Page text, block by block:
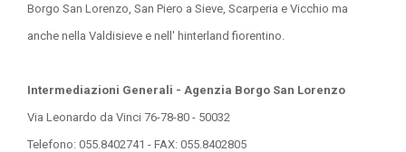
Borgo San Lorenzo, San Piero a Sieve, Scarperia e Vicchio ma
anche nella Valdisieve e nell' hinterland fiorentino.
Intermediazioni Generali - Agenzia Borgo San Lorenzo
Via Leonardo da Vinci 76-78-80 - 50032
Telefono: 055.8402741 - FAX: 055.8402805